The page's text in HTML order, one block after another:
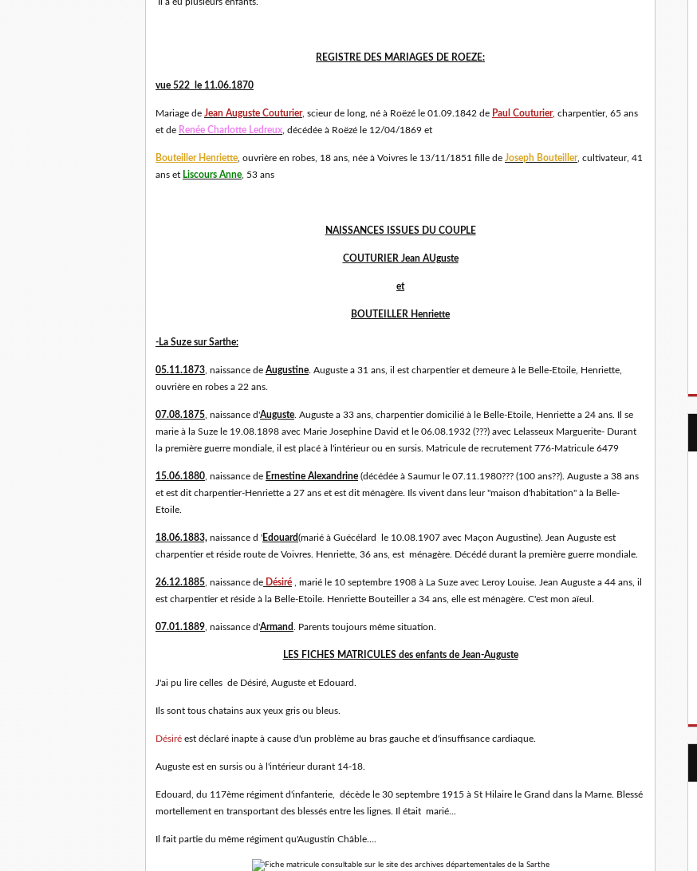
REGISTRE DES MARIAGES DE ROEZE:
vue 522 le 11.06.1870
Mariage de Jean Auguste Couturier, scieur de long, né à Roëzé le 01.09.1842 de Paul Couturier, charpentier, 65 ans
et de Renée Charlotte Ledreux , décédée à Roëzé le 12/04/1869 et
Bouteiller Henriette , ouvrière en robes, 18 ans, née à Voivres le 13/11/1851 fille de Joseph Bouteiller, cultivateur, 41
ans et Liscours Anne , 53 ans
NAISSANCES ISSUES DU COUPLE
COUTURIER Jean AUguste
et
BOUTEILLER Henriette
-La Suze sur Sarthe:
05.11.1873 , naissance de Augustine. Auguste a 31 ans, il est charpentier et demeure à le Belle-Etoile, Henriette,
ouvrière en robes a 22 ans.
07.08.1875 , naissance d'Auguste. Auguste a 33 ans, charpentier domicilié à le Belle-Etoile, Henriette a 24 ans. Il se
marie à la Suze le 19.08.1898 avec Marie Josephine David et le 06.08.1932 (???) avec Lelasseux Marguerite- Durant
la première guerre mondiale, il est placé à l'intérieur ou en sursis. Matricule de recrutement 776-Matricule 6479
15.06.1880 , naissance de Ernestine Alexandrine (décédée à Saumur le 07.11.1980??? (100 ans??). Auguste a 38 ans
et est dit charpentier-Henriette a 27 ans et est dit ménagère. Ils vivent dans leur "maison d'habitation" à la Belle-
Etoile.
18.06.1883, naissance d 'Edouard(marié à Guécélard le 10.08.1907 avec Maçon Augustine). Jean Auguste est
charpentier et réside route de Voivres. Henriette, 36 ans, est ménagère. Décédé durant la première guerre mondiale.
26.12.1885 , naissance de Désiré
, marié le 10 septembre 1908 à La Suze avec Leroy Louise. Jean Auguste a 44 ans, il
est charpentier et réside à la Belle-Etoile. Henriette Bouteiller a 34 ans, elle est ménagère. C'est mon aïeul.
07.01.1889 , naissance d'Armand . Parents toujours même situation.
LES FICHES MATRICULES des enfants de Jean-Auguste
J'ai pu lire celles de Désiré, Auguste et Edouard.
Ils sont tous chatains aux yeux gris ou bleus.
Désiré est déclaré inapte à cause d'un problème au bras gauche et d'insuffisance cardiaque.
Auguste est en sursis ou à l'intérieur durant 14-18.
Edouard, du 117ème régiment d'infanterie, décède le 30 septembre 1915 à St Hilaire le Grand dans la Marne. Blessé
mortellement en transportant des blessés entre les lignes. Il était marié...
Il fait partie du même régiment qu'Augustin Châble....